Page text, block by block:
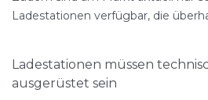
Ladestationen verfügbar, die
Ladestationen müssen
ausgerüstet sein